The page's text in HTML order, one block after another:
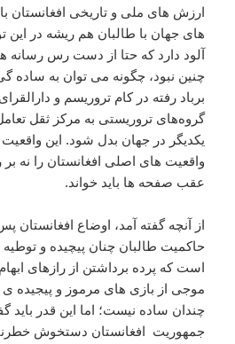
ارزش های ملی و تاریخی افغانستان
های جهان با طالبان هم ریشه در این
آلود دارد که حتا از دست رس رسانه ها
چنین نبود، چگونه می توان به ساده
برباد رفته در کام تروریسم و
گروه‌های تروریستی به مرکز ثقل
یکدیگر در جهان بدل شود. این
واقعیت های اصلی افغانستان را نه
عقب صفحه ها باید خواند.
از آنچه گفته آمد، اوضاع
حاکمیت طالبان چنان پیچیده و توطیه
است که پرده برداشتن از رازهای ابهام
موجی از بازی های مرموز و پیجیده
چندان ساده نیست؛ اما این قدر
جمهوریت افغانستان دستخوش